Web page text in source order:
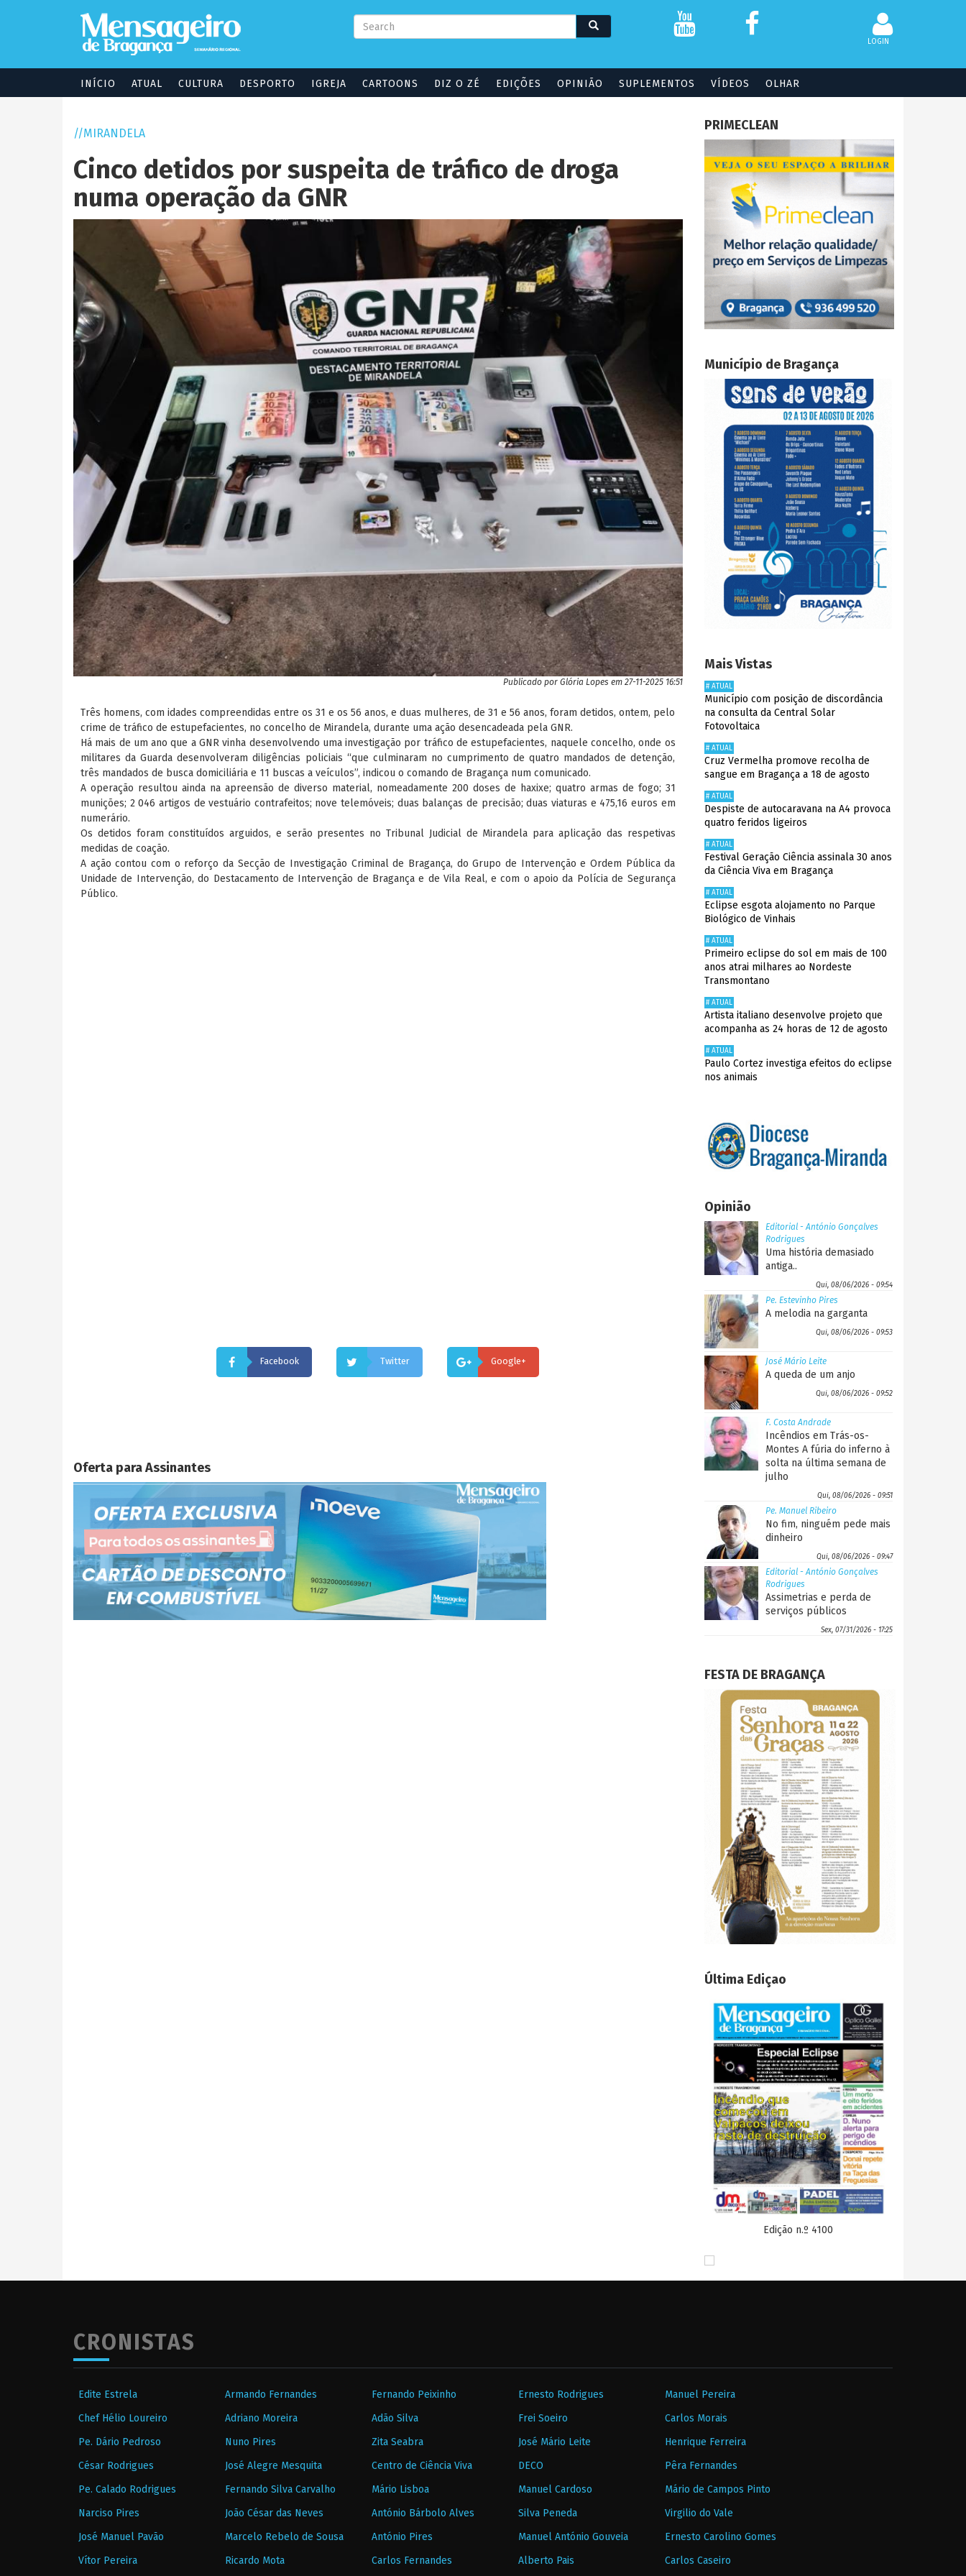
Formulário
pesquisa
Search Search
LOGIN
Navegação
principal
INÍCIO ATUAL CULTURA DESPORTO IGREJA CARTOONS DIZ O ZÉ EDIÇÕES OPINIÃO SUPLEMENTOS VÍDEOS OLHAR
MIRANDELA
Cinco detidos por suspeita de tráfico de droga
numa operação da GNR
Publicado por Glória Lopes em 27-11-2025 16:51
Três homens, com idades compreendidas entre os 31 e os 56 anos, e duas mulheres, de 31 e 56 anos, foram detidos, ontem, pelo
crime de tráfico de estupefacientes, no concelho de Mirandela, durante uma ação desencadeada pela GNR.
Há mais de um ano que a GNR vinha desenvolvendo uma investigação por tráfico de estupefacientes, naquele concelho, onde os
militares da Guarda desenvolveram diligências policiais “que culminaram no cumprimento de quatro mandados de detenção,
três mandados de busca domiciliária e 11 buscas a veículos”, indicou o comando de Bragança num comunicado.
A operação resultou ainda na apreensão de diverso material, nomeadamente 200 doses de haxixe; quatro armas de fogo; 31
munições; 2 046 artigos de vestuário contrafeitos; nove telemóveis; duas balanças de precisão; duas viaturas e 475,16 euros em
numerário.
Os detidos foram constituídos arguidos, e serão presentes no Tribunal Judicial de Mirandela para aplicação das respetivas
medidas de coação.
A ação contou com o reforço da Secção de Investigação Criminal de Bragança, do Grupo de Intervenção e Ordem Pública da
Unidade de Intervenção, do Destacamento de Intervenção de Bragança e de Vila Real, e com o apoio da Polícia de Segurança
Público.
Facebook Twitter Google+
Oferta para Assinantes
PRIMECLEAN
Município de Bragança
Mais Vistas
# ATUAL
Município com posição de discordância
na consulta da Central Solar
Fotovoltaica
# ATUAL
Cruz Vermelha promove recolha de
sangue em Bragança a 18 de agosto
# ATUAL
Despiste de autocaravana na A4 provoca
quatro feridos ligeiros
# ATUAL
Festival Geração Ciência assinala 30 anos
da Ciência Viva em Bragança
# ATUAL
Eclipse esgota alojamento no Parque
Biológico de Vinhais
# ATUAL
Primeiro eclipse do sol em mais de 100
anos atrai milhares ao Nordeste
Transmontano
# ATUAL
Artista italiano desenvolve projeto que
acompanha as 24 horas de 12 de agosto
# ATUAL
Paulo Cortez investiga efeitos do eclipse
nos animais
Opinião
Editorial - António Gonçalves
Rodrigues
Uma história demasiado
antiga..
Qui, 08/06/2026 - 09:54
Pe. Estevinho Pires
A melodia na garganta
Qui, 08/06/2026 - 09:53
José Mário Leite
A queda de um anjo
Qui, 08/06/2026 - 09:52
F. Costa Andrade
Incêndios em Trás-os-
Montes A fúria do inferno à
solta na última semana de
julho
Qui, 08/06/2026 - 09:51
Pe. Manuel Ribeiro
No fim, ninguém pede mais
dinheiro
Qui, 08/06/2026 - 09:47
Editorial - António Gonçalves
Rodrigues
Assimetrias e perda de
serviços públicos
Sex, 07/31/2026 - 17:25
FESTA DE BRAGANÇA
Última Ediçao
Edição n.º 4100
CRONISTAS
Edite Estrela Armando Fernandes Fernando Peixinho Ernesto Rodrigues
Manuel Pereira
Chef Hélio Loureiro
Adriano Moreira Adão Silva Frei Soeiro
Carlos Morais
Pe. Dário Pedroso
Nuno Pires Zita Seabra José Mário Leite
Henrique Ferreira
César Rodrigues
José Alegre Mesquita Centro de Ciência Viva DECO
Pêra Fernandes
Pe. Calado Rodrigues
Fernando Silva Carvalho Mário Lisboa Manuel Cardoso
Mário de Campos Pinto
Narciso Pires
João César das Neves António Bárbolo Alves Silva Peneda
Virgilio do Vale
José Manuel Pavão
Marcelo Rebelo de Sousa António Pires Manuel António Gouveia
Ernesto Carolino Gomes
Vítor Pereira
Ricardo Mota Carlos Fernandes Alberto Pais Carlos Caseiro